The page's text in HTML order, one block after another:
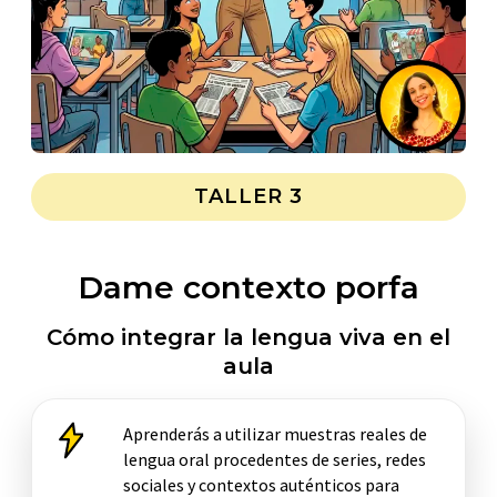
TALLER 3
Dame contexto porfa
Cómo integrar la lengua viva en el
aula
Aprenderás a utilizar muestras reales de
lengua oral procedentes de series, redes
sociales y contextos auténticos para